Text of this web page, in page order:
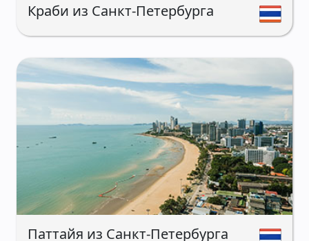
Краби из Санкт-Петербурга
Паттайя из Санкт-Петербурга